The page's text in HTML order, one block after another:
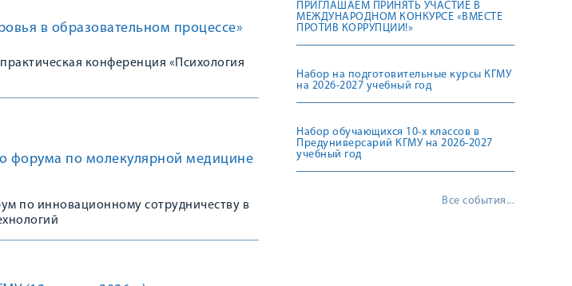
в образовательном процессе»
конференция «Психология
форума по молекулярной медицине
по инновационному сотрудничеству в
ПРИГЛАШАЕМ ПРИНЯТЬ УЧАСТИЕ В
МЕЖДУНАРОДНОМ КОНКУРСЕ «ВМЕСТЕ
ПРОТИВ КОРРУПЦИИ!»
Набор на подготовительные курсы КГМУ
на 2026-2027 учебный год
Набор обучающихся 10-х классов в
Предуниверсарий КГМУ на 2026-2027
учебный год
Все события...